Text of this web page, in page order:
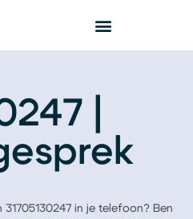
|
in je telefoon? Ben